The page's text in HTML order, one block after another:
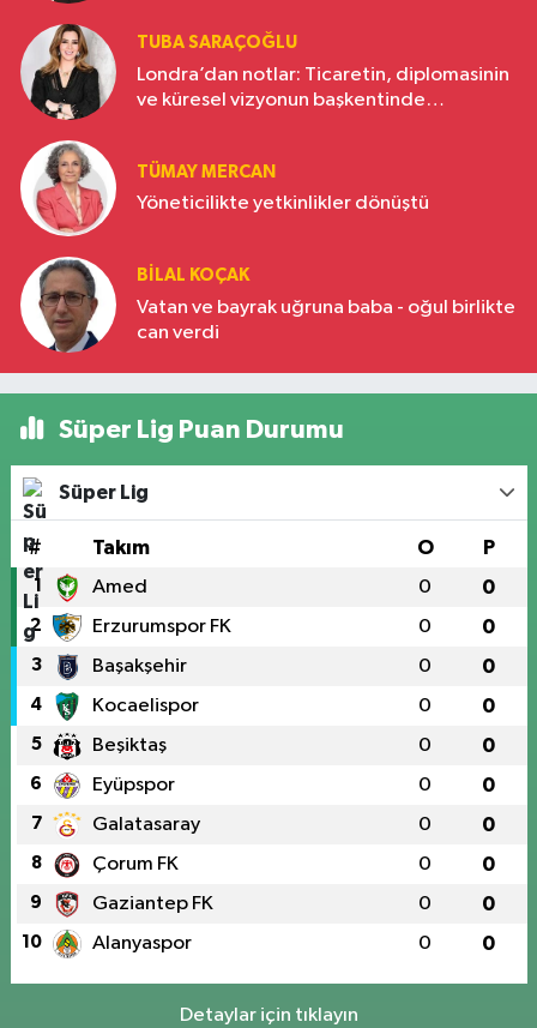
TUBA SARAÇOĞLU
Londra’dan notlar: Ticaretin, diplomasinin
ve küresel vizyonun başkentinde
TÜMAY MERCAN
Yöneticilikte yetkinlikler dönüştü
BILAL KOÇAK
Vatan ve bayrak uğruna baba - oğul birlikte
can verdi
Süper Lig Puan Durumu
Süper Lig
# Takım O P
1 Amed 0 0
2 Erzurumspor FK 0 0
3 Başakşehir 0 0
4 Kocaelispor 0 0
5 Beşiktaş 0 0
6 Eyüpspor 0 0
7 Galatasaray 0 0
8 Çorum FK 0 0
9 Gaziantep FK 0 0
10 Alanyaspor 0 0
Detaylar için tıklayın